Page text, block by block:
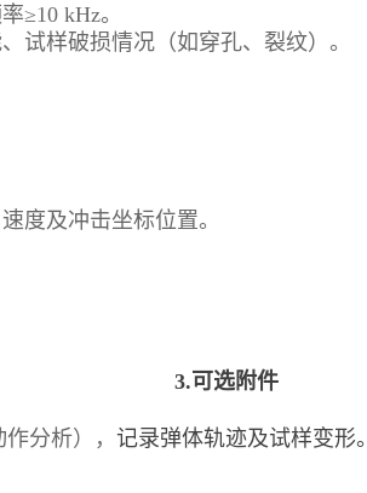
≥10 kHz。
试样破损情况（如穿孔、裂纹）。
度及冲击坐标位置。
3.可选附件
分析）， 记录弹体轨迹及试样变形。